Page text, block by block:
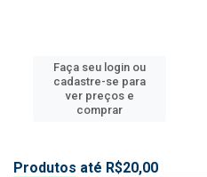
Faça seu login ou
cadastre-se para
ver preços e
comprar
Produtos até R$20,00